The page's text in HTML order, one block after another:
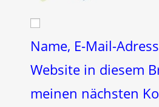
Adresse
zum
ein
URL
ein
(optional)
Name, E-Mail-
Website in diesem
meinen nächsten